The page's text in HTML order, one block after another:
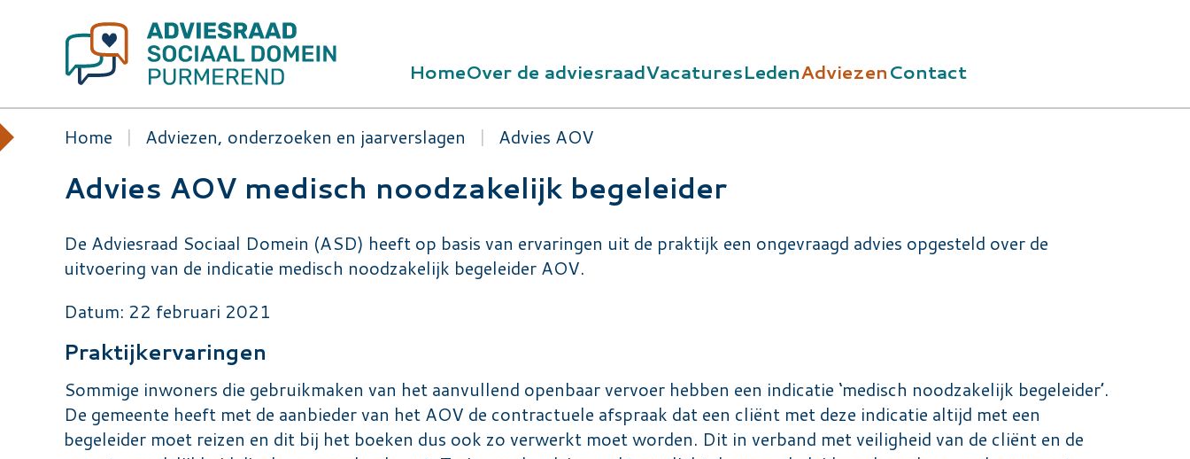
inhoud
gaan
Hoofdnavigatie
HomeOver de adviesraadVacaturesLedenAdviezenContact
Home Adviezen, onderzoeken en jaarverslagen Advies AOV
Advies AOV medisch noodzakelijk begeleider
De Adviesraad Sociaal Domein (ASD) heeft op basis van ervaringen uit de praktijk een ongevraagd advies opgesteld over de
uitvoering van de indicatie medisch noodzakelijk begeleider AOV.
Datum: 22 februari 2021
Praktijkervaringen
Sommige inwoners die gebruikmaken van het aanvullend openbaar vervoer hebben een indicatie ‘medisch noodzakelijk begeleider’.
De gemeente heeft met de aanbieder van het AOV de contractuele afspraak dat een cliënt met deze indicatie altijd met een
begeleider moet reizen en dit bij het boeken dus ook zo verwerkt moet worden. Dit in verband met veiligheid van de cliënt en de